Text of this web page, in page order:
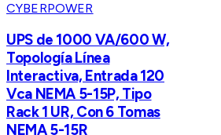
CYBERPOWER
UPS de 1000 VA/600 W,
Topología Línea
Interactiva, Entrada 120
Vca NEMA 5-15P, Tipo
Rack 1 UR, Con 6 Tomas
NEMA 5-15R